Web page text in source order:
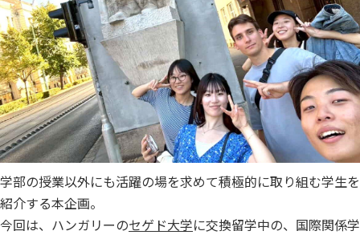
学部の授業以外にも活躍の場を求めて積極的に取り組む学生を
紹介する本企画。
今回は、ハンガリーのセゲド大学に交換留学中の、国際関係学